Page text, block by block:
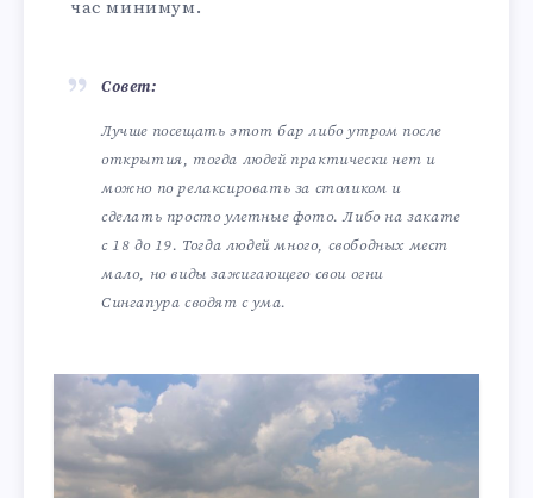
час минимум.
Совет:
Лучше посещать этот бар либо утром после
открытия, тогда людей практически нет и
можно по релаксировать за столиком и
сделать просто улетные фото. Либо на закате
с 18 до 19. Тогда людей много, свободных мест
мало, но виды зажигающего свои огни
Сингапура сводят с ума.